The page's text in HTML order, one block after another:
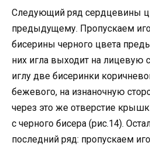
Следующий ряд сердцевины
предыдущему. Пропускаем
бисерины черного цвета
них игла выходит на лицевую
иглу две бисеринки
бежевого, на изнаночную
через это же отверстие
с черного бисера (рис.14).
последний ряд: пропускаем